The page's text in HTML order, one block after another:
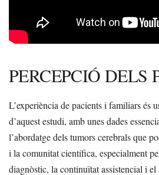
PERCEPCIÓ DELS
L’experiència de pacients i familiars és
d’aquest estudi, amb unes dades
l’abordatge dels tumors cerebrals que
i la comunitat científica, especialment
diagnòstic, la continuïtat assistencial i